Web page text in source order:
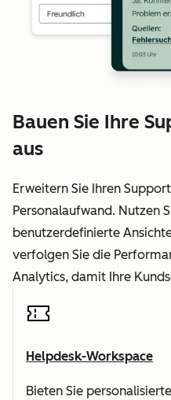
Bauen Sie Ihre
aus
Erweitern Sie Ihren
Personalaufwand. Nutzen
benutzerdefinierte
verfolgen Sie die
Analytics, damit Ihre
Helpdesk-Workspace
Bieten Sie